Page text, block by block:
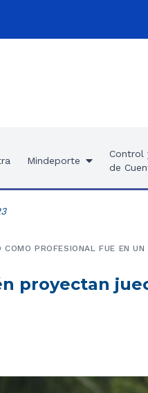
Mindeporte
Control
de
proyectan
PROFESIONAL FUE EN UN